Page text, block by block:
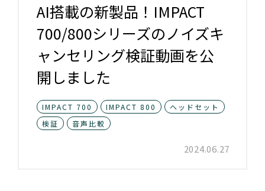
AI搭載の新製品！IMPACT
700/800シリーズのノイズキ
ャンセリング検証動画を公
開しました
IMPACT 700 IMPACT 800
ヘッドセット
検証
音声比較
2024.06.27